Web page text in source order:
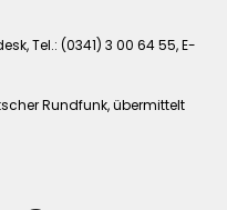
Tel.: (0341) 3 00 64 55, E-
Rundfunk, übermittelt